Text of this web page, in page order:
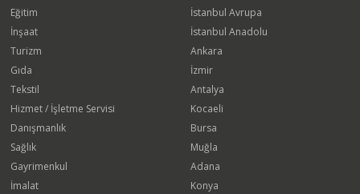
Eğitim
İnşaat
Turizm
Gıda
Tekstil
Hizmet / İşletme Servisi
Danışmanlık
Sağlık
Gayrimenkul
İmalat
İstanbul Avrupa
İstanbul Anadolu
Ankara
İzmir
Antalya
Kocaeli
Bursa
Muğla
Adana
Konya